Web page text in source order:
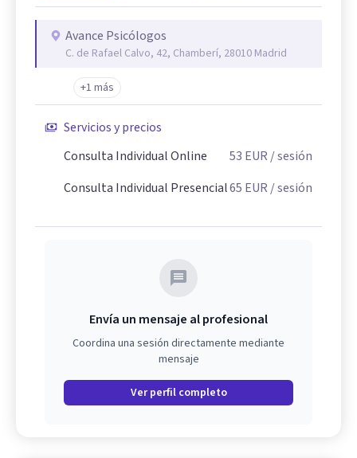
Avance Psicólogos
C. de Rafael Calvo, 42, Chamberí, 28010 Madrid
+1 más
Servicios y precios
Consulta Individual Online
53 EUR / sesión
Consulta Individual Presencial65 EUR / sesión
Envía un mensaje al profesional
Coordina una sesión directamente mediante
mensaje
Ver perfil completo